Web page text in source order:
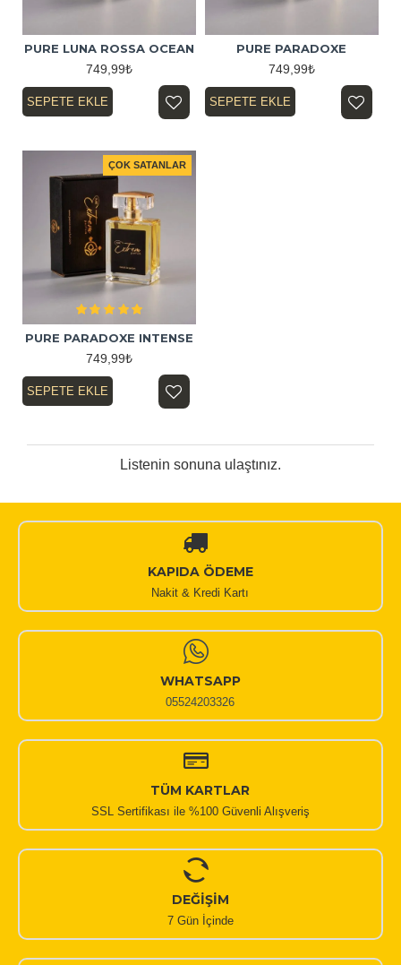
PURE LUNA ROSSA OCEAN
749,99₺
SEPETE EKLE
PURE PARADOXE
749,99₺
SEPETE EKLE
ÇOK SATANLAR
PURE PARADOXE INTENSE
749,99₺
SEPETE EKLE
Listenin sonuna ulaştınız.
KAPIDA ÖDEME
Nakit & Kredi Kartı
WHATSAPP
05524203326
TÜM KARTLAR
SSL Sertifikası ile %100 Güvenli Alışveriş
DEĞİŞİM
7 Gün İçinde